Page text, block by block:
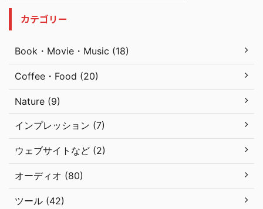
カテゴリー
Book・Movie・Music (18)
Coffee・Food (20)
Nature (9)
インプレッション (7)
ウェブサイトなど (2)
オーディオ (80)
ツール (42)